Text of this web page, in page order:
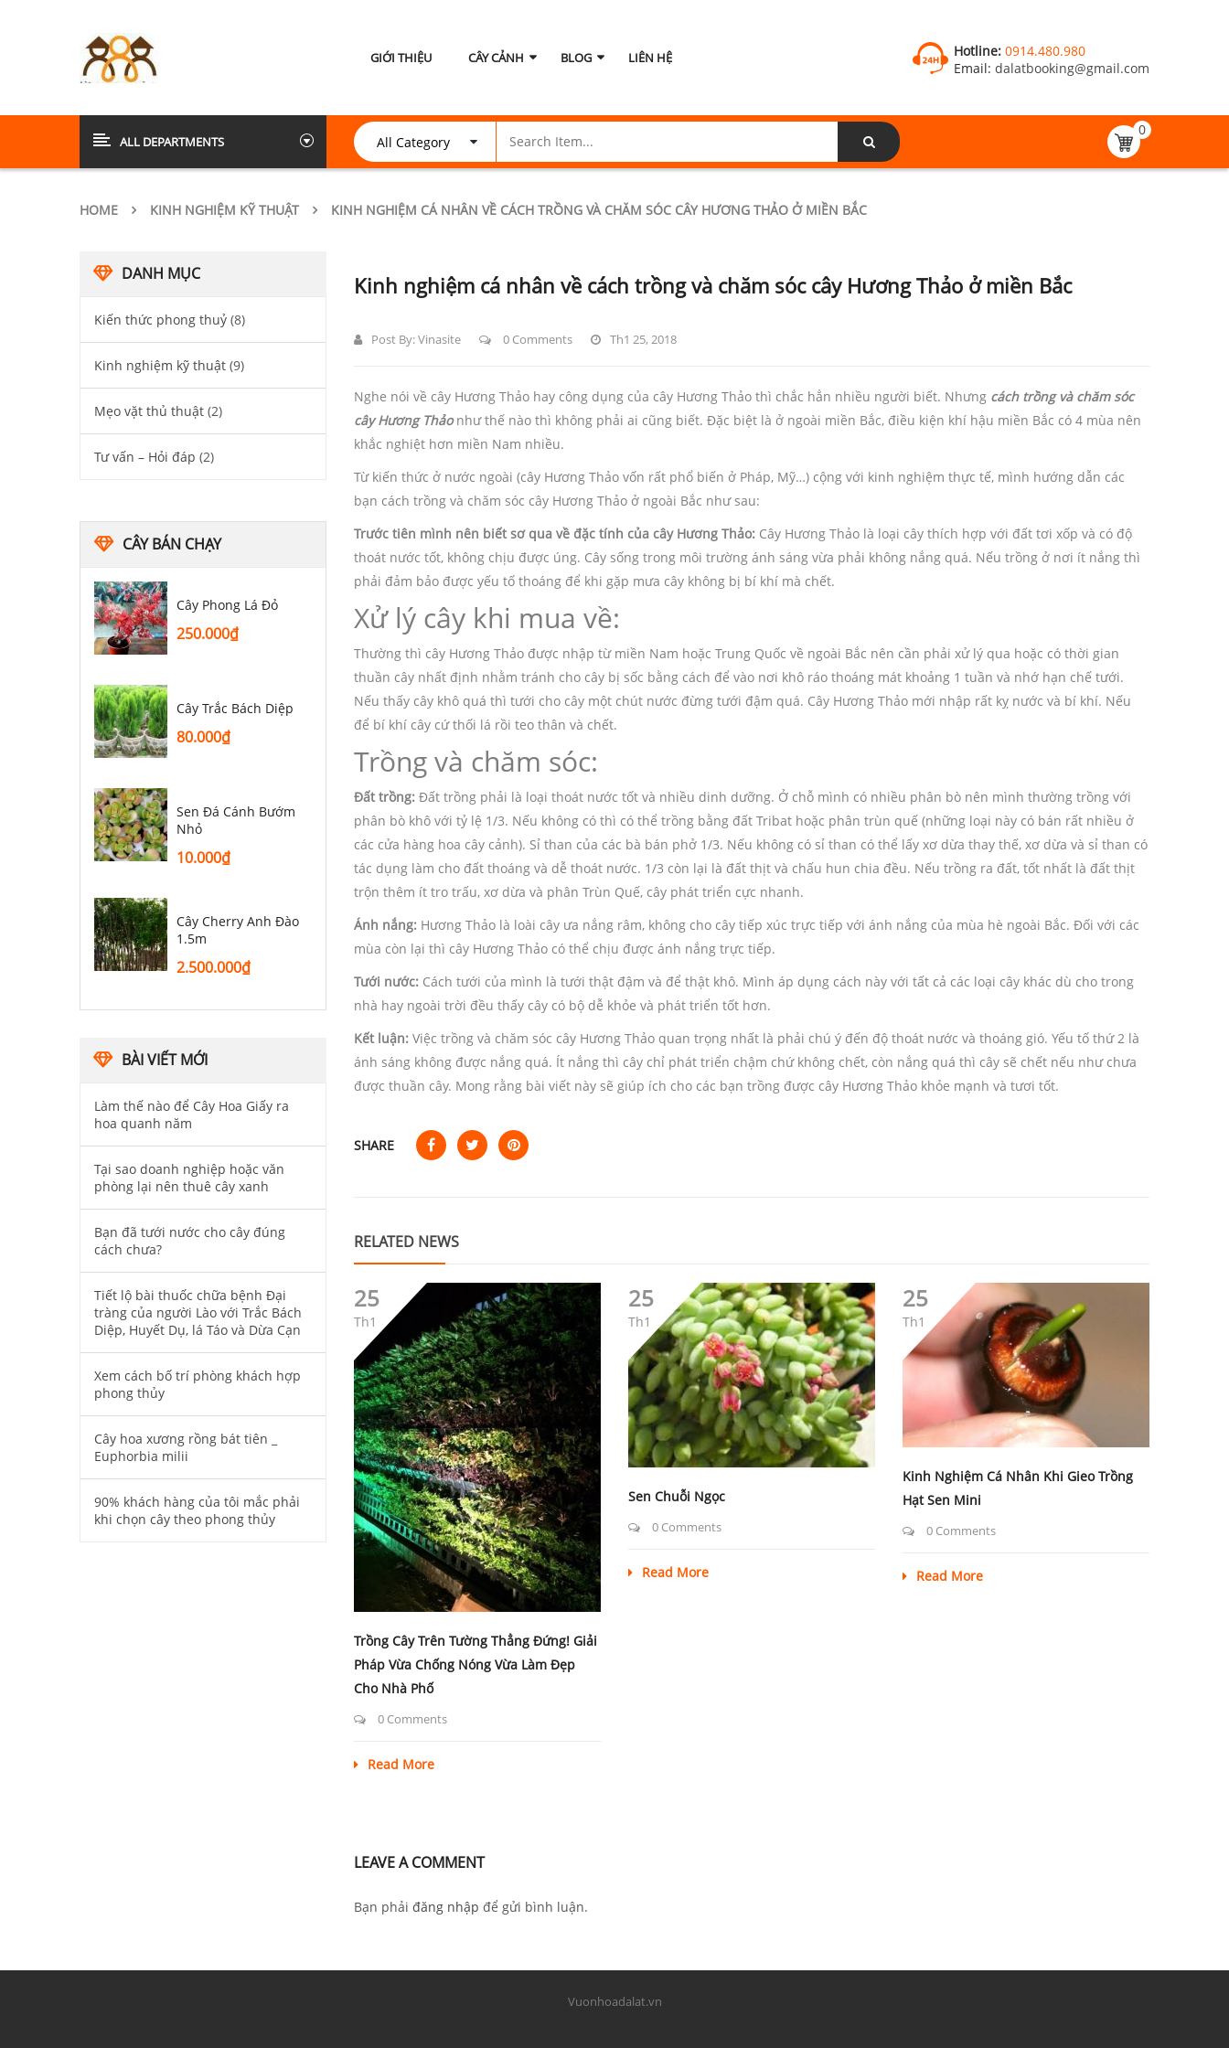
GIỚI THIỆU CÂY CẢNH BLOG LIÊN HỆ Hotline: 0914.480.980
Email: dalatbooking@gmail.com
ALL DEPARTMENTS
0
HOME KINH NGHIỆM KỸ THUẬT KINH NGHIỆM CÁ NHÂN VỀ CÁCH TRỒNG VÀ CHĂM SÓC CÂY HƯƠNG THẢO Ở MIỀN BẮC
DANH MỤC
Kiến thức phong thuỷ (8)
Kinh nghiệm kỹ thuật (9)
Mẹo vặt thủ thuật (2)
Tư vấn – Hỏi đáp (2)
CÂY BÁN CHẠY
Cây Phong Lá Đỏ
250.000₫
Cây Trắc Bách Diệp
80.000₫
Sen Đá Cánh Bướm
Nhỏ
10.000₫
Cây Cherry Anh Đào
1.5m
2.500.000₫
BÀI VIẾT MỚI
Làm thế nào để Cây Hoa Giấy ra
hoa quanh năm
Tại sao doanh nghiệp hoặc văn
phòng lại nên thuê cây xanh
Bạn đã tưới nước cho cây đúng
cách chưa?
Tiết lộ bài thuốc chữa bệnh Đại
tràng của người Lào với Trắc Bách
Diệp, Huyết Dụ, lá Táo và Dừa Cạn
Xem cách bố trí phòng khách hợp
phong thủy
Cây hoa xương rồng bát tiên _
Euphorbia milii
90% khách hàng của tôi mắc phải
khi chọn cây theo phong thủy
Kinh nghiệm cá nhân về cách trồng và chăm sóc cây Hương Thảo ở miền Bắc
Post By:Vinasite 0 Comments Th1 25, 2018
Nghe nói về cây Hương Thảo hay công dụng của cây Hương Thảo thì chắc hẳn nhiều người biết. Nhưng cách trồng và chăm sóc
cây Hương Thảonhư thế nào thì không phải ai cũng biết. Đặc biệt là ở ngoài miền Bắc, điều kiện khí hậu miền Bắc có 4 mùa nên
khắc nghiệt hơn miền Nam nhiều.
Từ kiến thức ở nước ngoài (cây Hương Thảo vốn rất phổ biến ở Pháp, Mỹ…) cộng với kinh nghiệm thực tế, mình hướng dẫn các
bạn cách trồng và chăm sóc cây Hương Thảo ở ngoài Bắc như sau:
Trước tiên mình nên biết sơ qua về đặc tính của cây Hương Thảo: Cây Hương Thảo là loại cây thích hợp với đất tơi xốp và có độ
thoát nước tốt, không chịu được úng. Cây sống trong môi trường ánh sáng vừa phải không nắng quá. Nếu trồng ở nơi ít nắng thì
phải đảm bảo được yếu tố thoáng để khi gặp mưa cây không bị bí khí mà chết.
Xử lý cây khi mua về:
Thường thì cây Hương Thảo được nhập từ miền Nam hoặc Trung Quốc về ngoài Bắc nên cần phải xử lý qua hoặc có thời gian
thuần cây nhất định nhằm tránh cho cây bị sốc bằng cách để vào nơi khô ráo thoáng mát khoảng 1 tuần và nhớ hạn chế tưới.
Nếu thấy cây khô quá thì tưới cho cây một chút nước đừng tưới đậm quá. Cây Hương Thảo mới nhập rất kỵ nước và bí khí. Nếu
để bí khí cây cứ thối lá rồi teo thân và chết.
Trồng và chăm sóc:
Đất trồng: Đất trồng phải là loại thoát nước tốt và nhiều dinh dưỡng. Ở chỗ mình có nhiều phân bò nên mình thường trồng với
phân bò khô với tỷ lệ 1/3. Nếu không có thì có thể trồng bằng đất Tribat hoặc phân trùn quế (những loại này có bán rất nhiều ở
các cửa hàng hoa cây cảnh). Sỉ than của các bà bán phở 1/3. Nếu không có sỉ than có thể lấy xơ dừa thay thế, xơ dừa và sỉ than có
tác dụng làm cho đất thoáng và dễ thoát nước. 1/3 còn lại là đất thịt và chấu hun chia đều. Nếu trồng ra đất, tốt nhất là đất thịt
trộn thêm ít tro trấu, xơ dừa và phân Trùn Quế, cây phát triển cực nhanh.
Ánh nắng: Hương Thảo là loài cây ưa nắng râm, không cho cây tiếp xúc trực tiếp với ánh nắng của mùa hè ngoài Bắc. Đối với các
mùa còn lại thì cây Hương Thảo có thể chịu được ánh nắng trực tiếp.
Tưới nước: Cách tưới của mình là tưới thật đậm và để thật khô. Mình áp dụng cách này với tất cả các loại cây khác dù cho trong
nhà hay ngoài trời đều thấy cây có bộ dễ khỏe và phát triển tốt hơn.
Kết luận: Việc trồng và chăm sóc cây Hương Thảo quan trọng nhất là phải chú ý đến độ thoát nước và thoáng gió. Yếu tố thứ 2 là
ánh sáng không được nắng quá. Ít nắng thì cây chỉ phát triển chậm chứ không chết, còn nắng quá thì cây sẽ chết nếu như chưa
được thuần cây. Mong rằng bài viết này sẽ giúp ích cho các bạn trồng được cây Hương Thảo khỏe mạnh và tươi tốt.
SHARE
RELATED NEWS
25
Th1
Trồng Cây Trên Tường Thẳng Đứng! Giải
Pháp Vừa Chống Nóng Vừa Làm Đẹp
Cho Nhà Phố
0 Comments
Read More
25
Th1
Sen Chuỗi Ngọc
0 Comments
Read More
25
Th1
Kinh Nghiệm Cá Nhân Khi Gieo Trồng
Hạt Sen Mini
0 Comments
Read More
LEAVE A COMMENT
Bạn phải đăng nhập để gửi bình luận.
Vuonhoadalat.vn